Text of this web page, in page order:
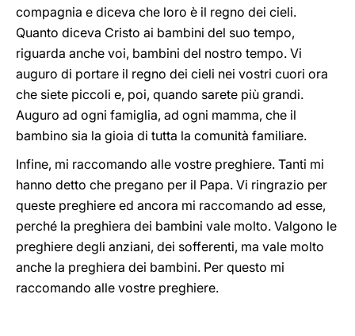
compagnia e diceva che loro è il regno dei cieli.
Quanto diceva Cristo ai bambini del suo tempo,
riguarda anche voi, bambini del nostro tempo. Vi
auguro di portare il regno dei cieli nei vostri cuori ora
che siete piccoli e, poi, quando sarete più grandi.
Auguro ad ogni famiglia, ad ogni mamma, che il
bambino sia la gioia di tutta la comunità familiare.
Infine, mi raccomando alle vostre preghiere. Tanti mi
hanno detto che pregano per il Papa. Vi ringrazio per
queste preghiere ed ancora mi raccomando ad esse,
perché la preghiera dei bambini vale molto. Valgono le
preghiere degli anziani, dei sofferenti, ma vale molto
anche la preghiera dei bambini. Per questo mi
raccomando alle vostre preghiere.